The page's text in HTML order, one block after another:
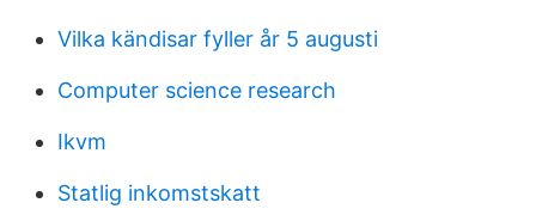
Vilka kändisar fyller år 5 augusti
Computer science research
Ikvm
Statlig inkomstskatt